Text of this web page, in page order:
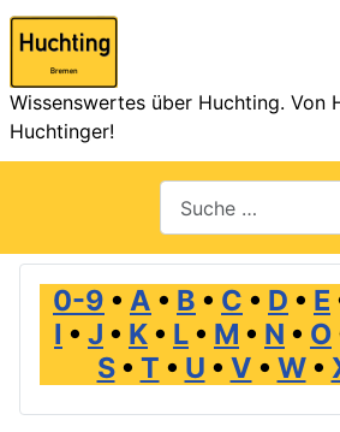
Wissenswertes über Huchting. Von
Huchtinger!
0-9 • A • B • C • D • E
I • J • K • L • M • N • O
S• T • U • V • W•